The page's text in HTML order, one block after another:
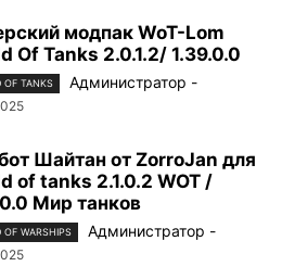
модпак WoT-Lom
Of Tanks 2.0.1.2/ 1.39.0.0
OF TANKS Администратор -
Шайтан от ZorroJan для
of tanks 2.1.0.2 WOT /
Мир танков
OF WARSHIPS Администратор -